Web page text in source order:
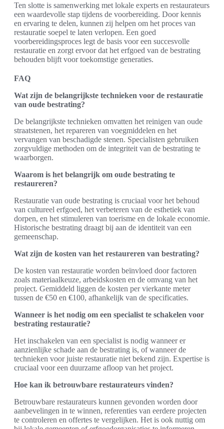
Ten slotte is samenwerking met lokale experts en restaurateurs
een waardevolle stap tijdens de voorbereiding. Door kennis
en ervaring te delen, kunnen zij helpen om het proces van
restauratie soepel te laten verlopen. Een goed
voorbereidingsproces legt de basis voor een succesvolle
restauratie en zorgt ervoor dat het erfgoed van de bestrating
behouden blijft voor toekomstige generaties.
FAQ
Wat zijn de belangrijkste technieken voor de restauratie
van oude bestrating?
De belangrijkste technieken omvatten het reinigen van oude
straatstenen, het repareren van voegmiddelen en het
vervangen van beschadigde stenen. Specialisten gebruiken
zorgvuldige methoden om de integriteit van de bestrating te
waarborgen.
Waarom is het belangrijk om oude bestrating te
restaureren?
Restauratie van oude bestrating is cruciaal voor het behoud
van cultureel erfgoed, het verbeteren van de esthetiek van
dorpen, en het stimuleren van toerisme en de lokale economie.
Historische bestrating draagt bij aan de identiteit van een
gemeenschap.
Wat zijn de kosten van het restaureren van bestrating?
De kosten van restauratie worden beïnvloed door factoren
zoals materiaalkeuze, arbeidskosten en de omvang van het
project. Gemiddeld liggen de kosten per vierkante meter
tussen de €50 en €100, afhankelijk van de specificaties.
Wanneer is het nodig om een specialist te schakelen voor
bestrating restauratie?
Het inschakelen van een specialist is nodig wanneer er
aanzienlijke schade aan de bestrating is, of wanneer de
technieken voor juiste restauratie niet bekend zijn. Expertise is
cruciaal voor een duurzame afloop van het project.
Hoe kan ik betrouwbare restaurateurs vinden?
Betrouwbare restaurateurs kunnen gevonden worden door
aanbevelingen in te winnen, referenties van eerdere projecten
te controleren en offertes te vergelijken. Het is ook nuttig om